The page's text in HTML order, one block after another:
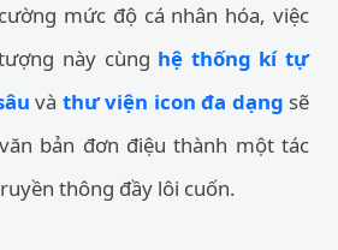
mức độ cá nhân hóa, việc
này cùng hệ thống kí tự
và thư viện icon đa dạng sẽ
bản đơn điệu thành một tác
thông đầy lôi cuốn.